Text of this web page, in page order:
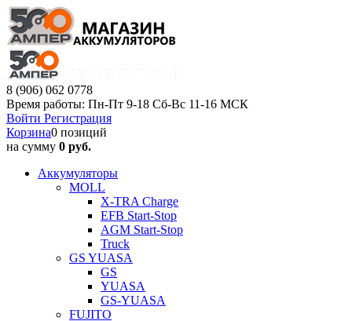
8 (906) 062 0778
Время работы: Пн-Пт 9-18 Сб-Вс 11-16 МСК
Войти Регистрация
Корзина0 позиций
на сумму 0 руб.
Аккумуляторы
MOLL
X-TRA Charge
EFB Start-Stop
AGM Start-Stop
Truck
GS YUASA
GS
YUASA
GS-YUASA
FUJITO